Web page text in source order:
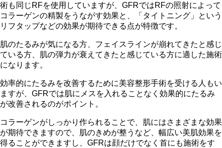
術も同じRFを使用していますが、GFRではRFの照射によって
コラーゲンの精製をうながす効果と、「タイトニング」という
リフタップなどの効果が期待できる点が特徴です。
肌のたるみが気になる方、フェイスラインが崩れてきたと感じ
ている方、肌の弾力が衰えてきたと感じている方に適した施術
になります。
効率的にたるみを改善するために美容整形手術を受ける人もい
ますが、GFRでは肌にメスを入れることなく効果的にたるみ
が改善されるのがポイント。
コラーゲンがしっかり作られることで、肌にはさまざまな効果
が期待できますので、肌のきめが整うなど、幅広い美肌効果を
得ることができますし、GFRは顔だけでなく首にも施術をす